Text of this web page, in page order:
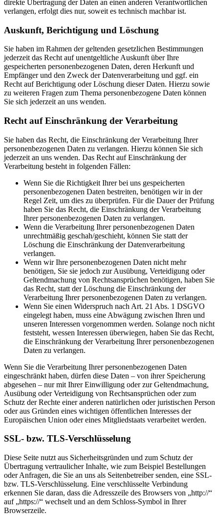
direkte Übertragung der Daten an einen anderen Verantwortlichen
verlangen, erfolgt dies nur, soweit es technisch machbar ist.
Auskunft, Berichtigung und Löschung
Sie haben im Rahmen der geltenden gesetzlichen Bestimmungen
jederzeit das Recht auf unentgeltliche Auskunft über Ihre
gespeicherten personenbezogenen Daten, deren Herkunft und
Empfänger und den Zweck der Datenverarbeitung und ggf. ein
Recht auf Berichtigung oder Löschung dieser Daten. Hierzu sowie
zu weiteren Fragen zum Thema personenbezogene Daten können
Sie sich jederzeit an uns wenden.
Recht auf Einschränkung der Verarbeitung
Sie haben das Recht, die Einschränkung der Verarbeitung Ihrer
personenbezogenen Daten zu verlangen. Hierzu können Sie sich
jederzeit an uns wenden. Das Recht auf Einschränkung der
Verarbeitung besteht in folgenden Fällen:
Wenn Sie die Richtigkeit Ihrer bei uns gespeicherten
personenbezogenen Daten bestreiten, benötigen wir in der
Regel Zeit, um dies zu überprüfen. Für die Dauer der Prüfung
haben Sie das Recht, die Einschränkung der Verarbeitung
Ihrer personenbezogenen Daten zu verlangen.
Wenn die Verarbeitung Ihrer personenbezogenen Daten
unrechtmäßig geschah/geschieht, können Sie statt der
Löschung die Einschränkung der Datenverarbeitung
verlangen.
Wenn wir Ihre personenbezogenen Daten nicht mehr
benötigen, Sie sie jedoch zur Ausübung, Verteidigung oder
Geltendmachung von Rechtsansprüchen benötigen, haben Sie
das Recht, statt der Löschung die Einschränkung der
Verarbeitung Ihrer personenbezogenen Daten zu verlangen.
Wenn Sie einen Widerspruch nach Art. 21 Abs. 1 DSGVO
eingelegt haben, muss eine Abwägung zwischen Ihren und
unseren Interessen vorgenommen werden. Solange noch nicht
feststeht, wessen Interessen überwiegen, haben Sie das Recht,
die Einschränkung der Verarbeitung Ihrer personenbezogenen
Daten zu verlangen.
Wenn Sie die Verarbeitung Ihrer personenbezogenen Daten
eingeschränkt haben, dürfen diese Daten – von ihrer Speicherung
abgesehen – nur mit Ihrer Einwilligung oder zur Geltendmachung,
Ausübung oder Verteidigung von Rechtsansprüchen oder zum
Schutz der Rechte einer anderen natürlichen oder juristischen Person
oder aus Gründen eines wichtigen öffentlichen Interesses der
Europäischen Union oder eines Mitgliedstaats verarbeitet werden.
SSL- bzw. TLS-Verschlüsselung
Diese Seite nutzt aus Sicherheitsgründen und zum Schutz der
Übertragung vertraulicher Inhalte, wie zum Beispiel Bestellungen
oder Anfragen, die Sie an uns als Seitenbetreiber senden, eine SSL-
bzw. TLS-Verschlüsselung. Eine verschlüsselte Verbindung
erkennen Sie daran, dass die Adresszeile des Browsers von „http://“
auf „https://“ wechselt und an dem Schloss-Symbol in Ihrer
Browserzeile.